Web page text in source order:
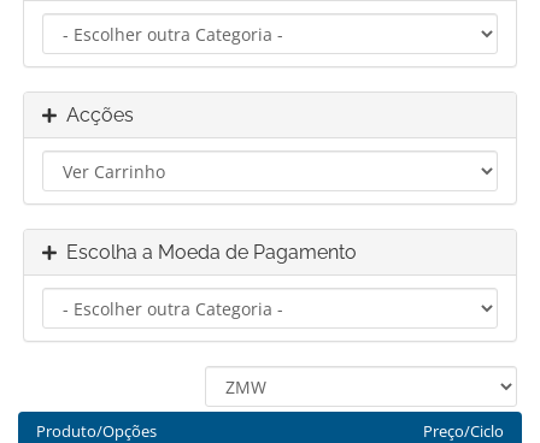
Acções
Escolha a Moeda de Pagamento
Produto/Opções Preço/Ciclo